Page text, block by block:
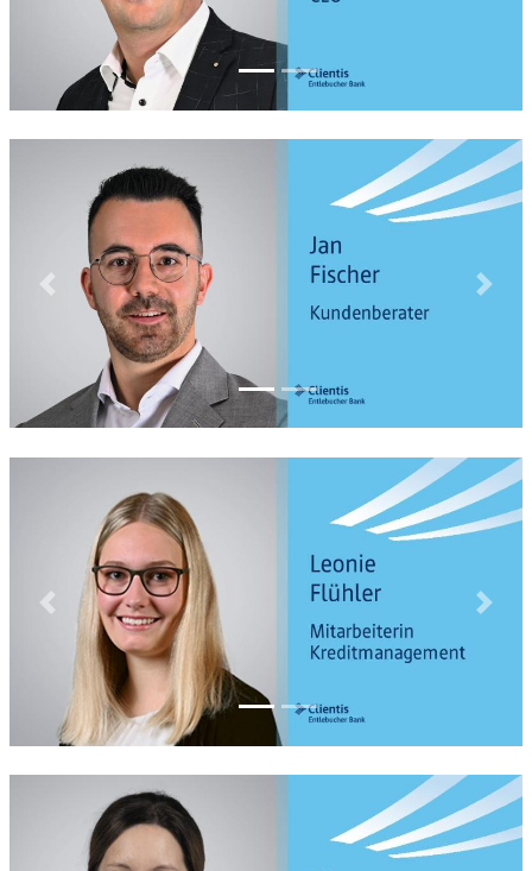
Previous Next
Previous Next